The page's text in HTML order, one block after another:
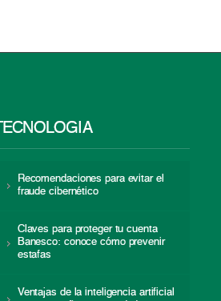
TECNOLOGÍA
Recomendaciones para evitar el
fraude cibernético
Claves para proteger tu cuenta
Banesco: conoce cómo prevenir
estafas
Ventajas de la inteligencia artificial